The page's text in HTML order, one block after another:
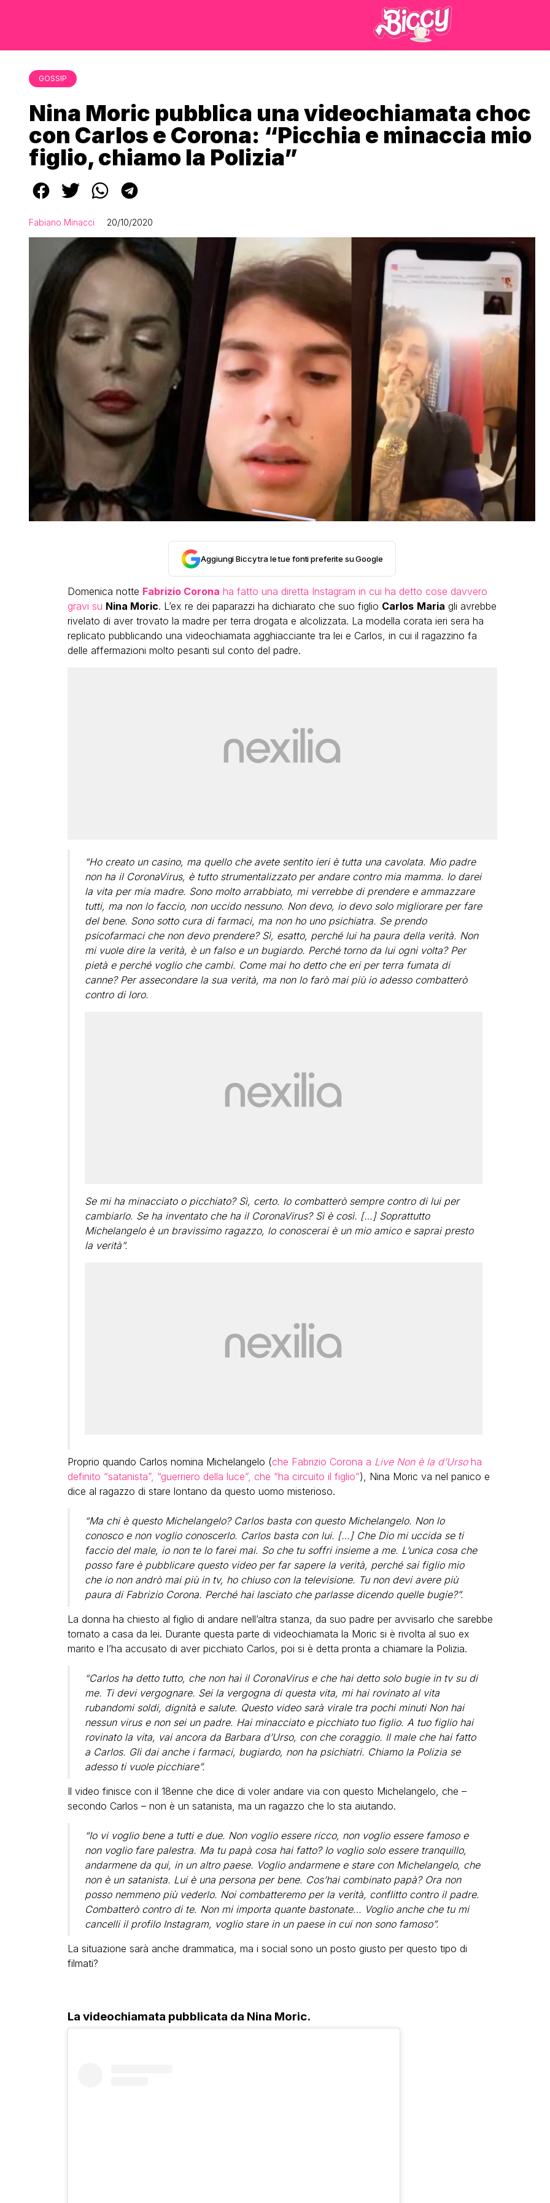
GOSSIP
Nina Moric pubblica una videochiamata choc
con Carlos e Corona: “Picchia e minaccia mio
figlio, chiamo la Polizia”
Fabiano Minacci 20/10/2020
Aggiungi Biccy tra le tue fonti preferite su Google
Domenica notte Fabrizio Corona ha fatto una diretta Instagram in cui ha detto cose davvero
gravi su Nina Moric. L’ex re dei paparazzi ha dichiarato che suo figlio Carlos Maria gli avrebbe
rivelato di aver trovato la madre per terra drogata e alcolizzata. La modella corata ieri sera ha
replicato pubblicando una videochiamata agghiacciante tra lei e Carlos, in cui il ragazzino fa
delle affermazioni molto pesanti sul conto del padre.
“Ho creato un casino, ma quello che avete sentito ieri è tutta una cavolata. Mio padre
non ha il CoronaVirus, è tutto strumentalizzato per andare contro mia mamma. Io darei
la vita per mia madre. Sono molto arrabbiato, mi verrebbe di prendere e ammazzare
tutti, ma non lo faccio, non uccido nessuno. Non devo, io devo solo migliorare per fare
del bene. Sono sotto cura di farmaci, ma non ho uno psichiatra. Se prendo
psicofarmaci che non devo prendere? Sì, esatto, perché lui ha paura della verità. Non
mi vuole dire la verità, è un falso e un bugiardo. Perché torno da lui ogni volta? Per
pietà e perché voglio che cambi. Come mai ho detto che eri per terra fumata di
canne? Per assecondare la sua verità, ma non lo farò mai più io adesso combatterò
contro di loro.
Se mi ha minacciato o picchiato? Sì, certo. Io combatterò sempre contro di lui per
cambiarlo. Se ha inventato che ha il CoronaVirus? Sì è così. […] Soprattutto
Michelangelo è un bravissimo ragazzo, lo conoscerai è un mio amico e saprai presto
la verità”.
Proprio quando Carlos nomina Michelangelo (che Fabrizio Corona a Live Non è la d’Ursoha
definito “satanista”, “guerriero della luce”, che “ha circuito il figlio”), Nina Moric va nel panico e
dice al ragazzo di stare lontano da questo uomo misterioso.
“Ma chi è questo Michelangelo? Carlos basta con questo Michelangelo. Non lo
conosco e non voglio conoscerlo. Carlos basta con lui. […] Che Dio mi uccida se ti
faccio del male, io non te lo farei mai. So che tu soffri insieme a me. L’unica cosa che
posso fare è pubblicare questo video per far sapere la verità, perché sai figlio mio
che io non andrò mai più in tv, ho chiuso con la televisione. Tu non devi avere più
paura di Fabrizio Corona. Perché hai lasciato che parlasse dicendo quelle bugie?”.
La donna ha chiesto al figlio di andare nell’altra stanza, da suo padre per avvisarlo che sarebbe
tornato a casa da lei. Durante questa parte di videochiamata la Moric si è rivolta al suo ex
marito e l’ha accusato di aver picchiato Carlos, poi si è detta pronta a chiamare la Polizia.
“Carlos ha detto tutto, che non hai il CoronaVirus e che hai detto solo bugie in tv su di
me. Ti devi vergognare. Sei la vergogna di questa vita, mi hai rovinato al vita
rubandomi soldi, dignità e salute. Questo video sarà virale tra pochi minuti Non hai
nessun virus e non sei un padre. Hai minacciato e picchiato tuo figlio. A tuo figlio hai
rovinato la vita, vai ancora da Barbara d’Urso, con che coraggio. Il male che hai fatto
a Carlos. Gli dai anche i farmaci, bugiardo, non ha psichiatri. Chiamo la Polizia se
adesso ti vuole picchiare”.
Il video finisce con il 18enne che dice di voler andare via con questo Michelangelo, che –
secondo Carlos – non è un satanista, ma un ragazzo che lo sta aiutando.
“Io vi voglio bene a tutti e due. Non voglio essere ricco, non voglio essere famoso e
non voglio fare palestra. Ma tu papà cosa hai fatto? Io voglio solo essere tranquillo,
andarmene da qui, in un altro paese. Voglio andarmene e stare con Michelangelo, che
non è un satanista. Lui è una persona per bene. Cos’hai combinato papà? Ora non
posso nemmeno più vederlo. Noi combatteremo per la verità, conflitto contro il padre.
Combatterò contro di te. Non mi importa quante bastonate… Voglio anche che tu mi
cancelli il profilo Instagram, voglio stare in un paese in cui non sono famoso”.
La situazione sarà anche drammatica, ma i social sono un posto giusto per questo tipo di
filmati?
La videochiamata pubblicata da Nina Moric.